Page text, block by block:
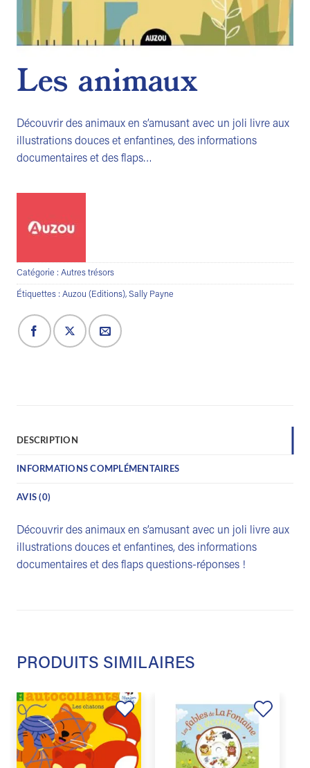
Les animaux
Découvrir des animaux en s’amusant avec un joli livre aux
illustrations douces et enfantines, des informations
documentaires et des flaps…
Catégorie : Autres trésors
Étiquettes : Auzou (Editions), Sally Payne
DESCRIPTION
INFORMATIONS COMPLÉMENTAIRES
AVIS (0)
Découvrir des animaux en s’amusant avec un joli livre aux
illustrations douces et enfantines, des informations
documentaires et des flaps questions-réponses !
PRODUITS SIMILAIRES
Ajouter
à la
liste de
souhaits
Ajouter
liste de
souhaits